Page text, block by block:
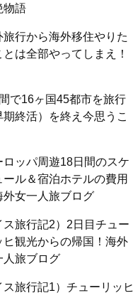
物語
旅行から海外移住やりた
とは全部やってしまえ！
で16ヶ国45都市を旅行
期終活）を終え今思うこ
ロッパ周遊18日間のスケ
ール＆宿泊ホテルの費用
外女一人旅ブログ
ス旅行記2）2日目チュー
ヒ観光からの帰国！海外
人旅ブログ
ス旅行記1）チューリッヒ